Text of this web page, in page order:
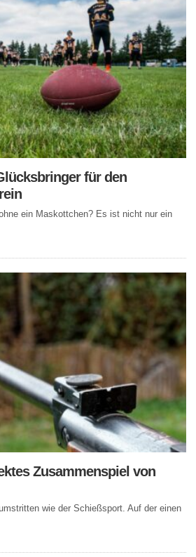
für den
ein Maskottchen? Es ist nicht nur ein
Zusammenspiel von
wie der Schießsport. Auf der einen